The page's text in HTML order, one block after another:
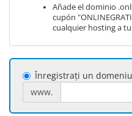
Añade el dominio
cupón
cualquier hosting a
Înregistrați un
www.